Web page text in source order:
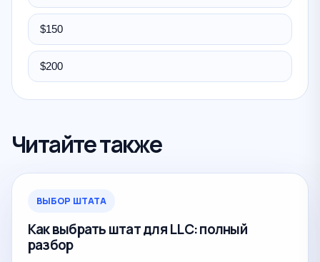
$150
$200
Читайте также
ВЫБОР ШТАТА
Как выбрать штат для LLC: полный
разбор